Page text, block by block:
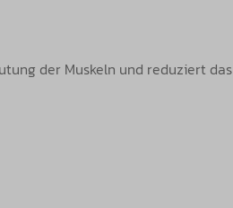
der Muskeln und reduziert das